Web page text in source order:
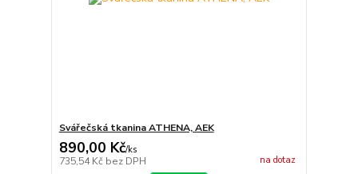
Svářečská tkanina ATHENA, AEK
890,00 Kč/ks
735,54 Kč bez DPH na dotaz